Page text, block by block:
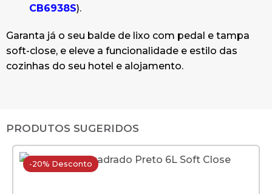
CB6938S).
Garanta já o seu balde de lixo com pedal e tampa
soft-close, e eleve a funcionalidade e estilo das
cozinhas do seu hotel e alojamento.
PRODUTOS SUGERIDOS
-20% Desconto